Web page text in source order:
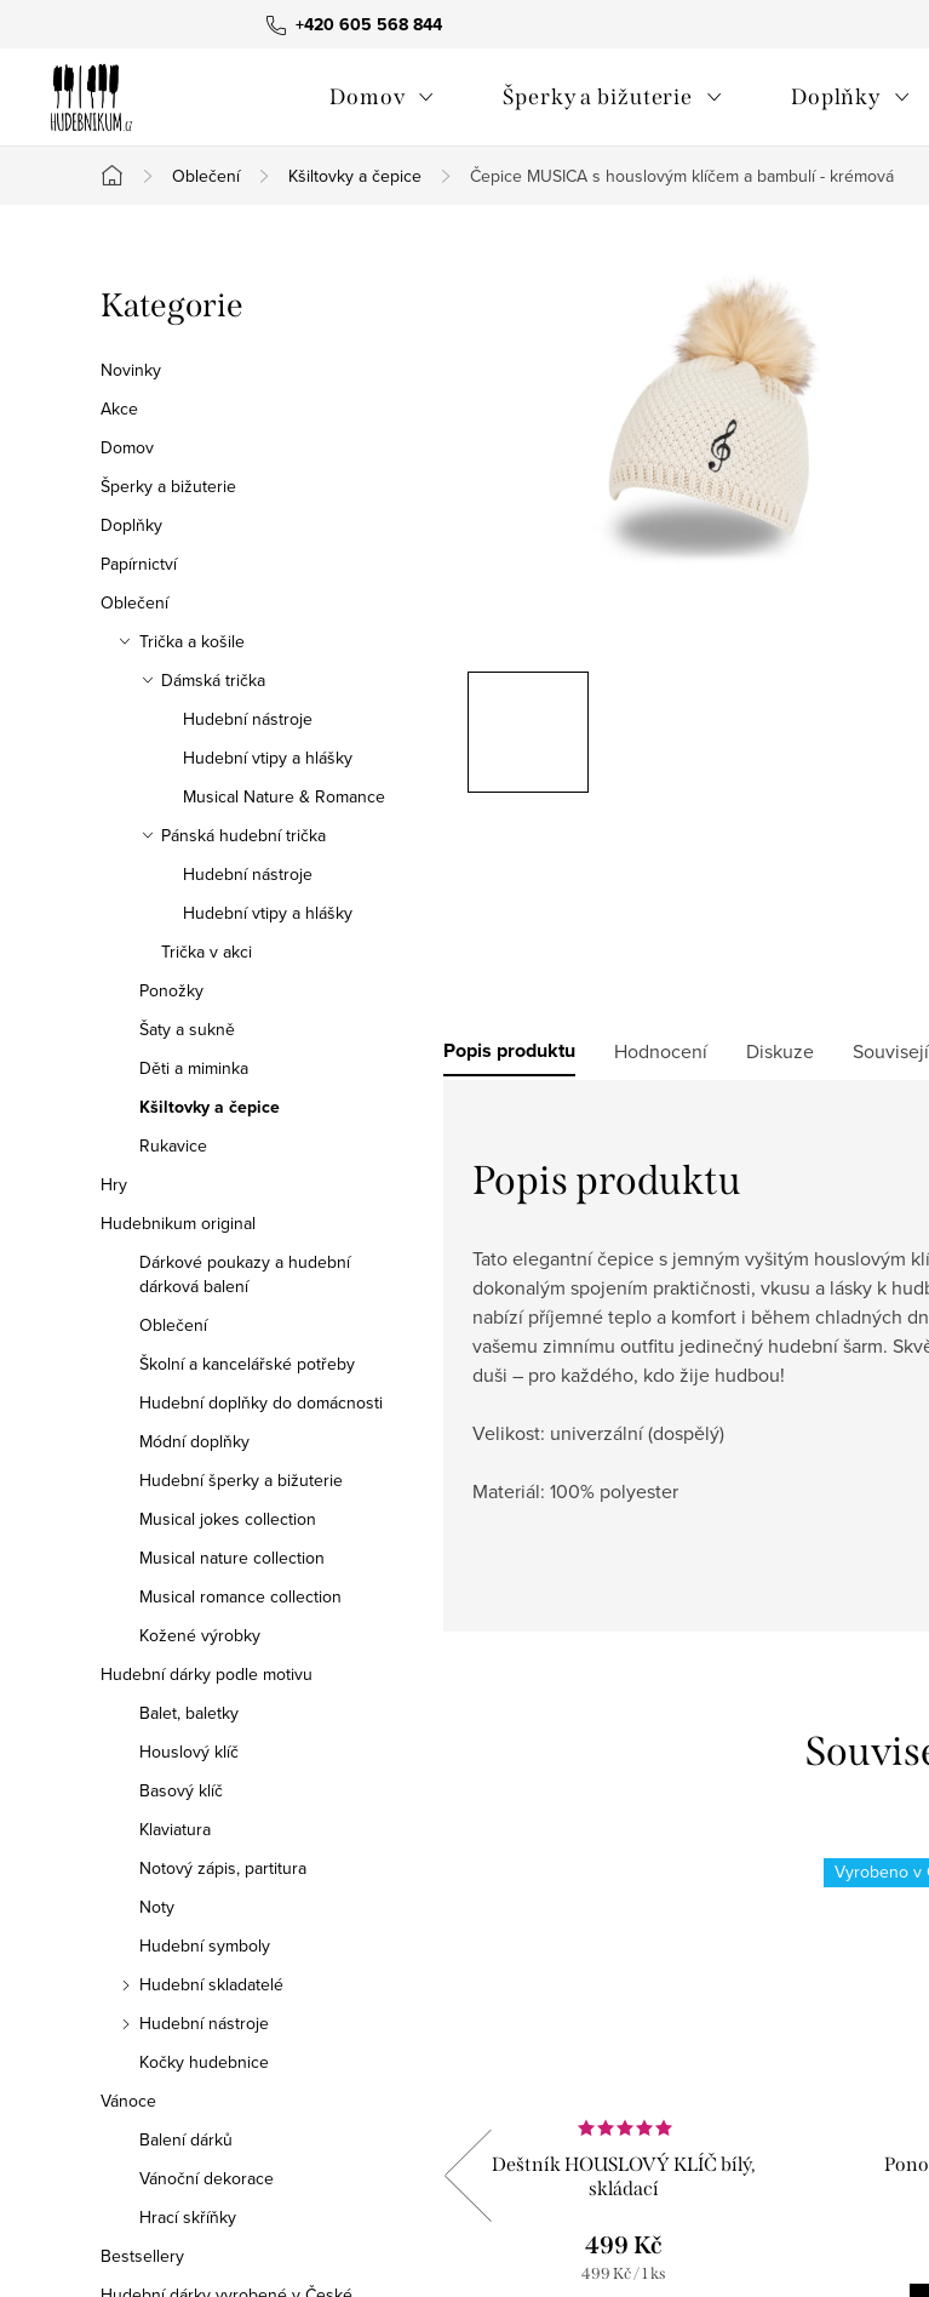
+420 605 568 844
Domov Šperky a bižuterie Doplňky
Domů
Oblečení Kšiltovky a čepice Čepice MUSICA s houslovým klíčem a bambulí - krémová
o
s
t
r
a
n
n
Přeskočit
kategorie
Kategorie
Novinky
Akce
Domov
Šperky a bižuterie
Doplňky
Papírnictví
Oblečení
Trička a košile
Dámská trička
Hudební nástroje
Hudební vtipy a hlášky
Musical Nature & Romance
Pánská hudební trička
Hudební nástroje
Hudební vtipy a hlášky
Trička v akci
Ponožky
Šaty a sukně
Děti a miminka
Kšiltovky a čepice
Rukavice
Hry
Hudebnikum original
Dárkové poukazy a hudební
dárková balení
Oblečení
Školní a kancelářské potřeby
Hudební doplňky do domácnosti
Módní doplňky
Hudební šperky a bižuterie
Musical jokes collection
Musical nature collection
Musical romance collection
Kožené výrobky
Hudební dárky podle motivu
Balet, baletky
Houslový klíč
Basový klíč
Klaviatura
Notový zápis, partitura
Noty
Hudební symboly
Hudební skladatelé
Hudební nástroje
Kočky hudebnice
Vánoce
Balení dárků
Vánoční dekorace
Hrací skříňky
Bestsellery
Popis produktu Hodnocení Diskuze
Popis produktu
Tato elegantní čepice s jemným vyšitým houslovým
dokonalým spojením praktičnosti, vkusu a lásky k
nabízí příjemné teplo a komfort i během chladných
vašemu zimnímu outfitu jedinečný hudební šarm.
duši – pro každého, kdo žije hudbou!
Velikost: univerzální (dospělý)
Materiál: 100% polyester
Deštník HOUSLOVÝ KLÍČ bílý,
skládací
499 Kč
Měrná
499 Kč / 1 ks
Vyrobeno v